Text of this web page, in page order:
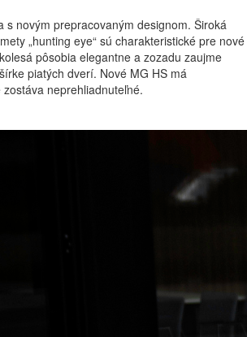
s novým prepracovaným designom. Široká
„hunting eye“ sú charakteristické pre nové
pôsobia elegantne a zozadu zaujme
piatých dverí. Nové MG HS má
neprehliadnuteľné.